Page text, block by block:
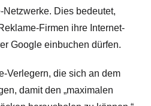
Dies bedeutet,
Firmen ihre Internet-
Google einbuchen dürfen.
Verlegern, die sich an dem
damit den „maximalen